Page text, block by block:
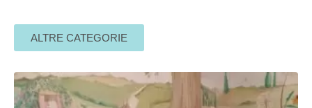
ALTRE CATEGORIE